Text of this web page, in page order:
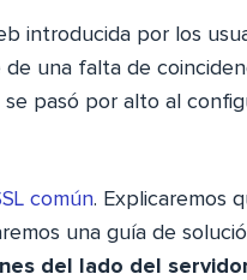
introducida por los
una falta de
pasó por alto al
común. Explicaremos
una guía de
del lado del